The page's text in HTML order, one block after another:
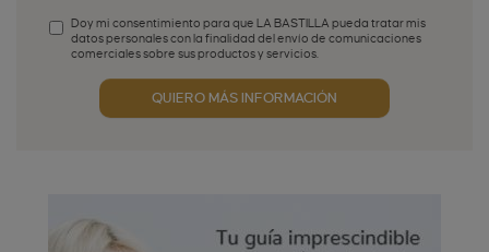
Aceptación de condiciones*
Doy mi consentimiento para que LA BASTILLA pueda tratar mis
datos personales con la finalidad del envío de comunicaciones
comerciales sobre sus productos y servicios.
Aceptación publicidad
QUIERO MÁS INFORMACIÓN